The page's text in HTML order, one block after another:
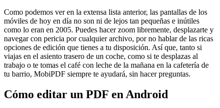
Como podemos ver en la extensa lista anterior, las pantallas de los
móviles de hoy en día no son ni de lejos tan pequeñas e inútiles
como lo eran en 2005. Puedes hacer zoom libremente, desplazarte y
navegar con pericia por cualquier archivo, por no hablar de las ricas
opciones de edición que tienes a tu disposición. Así que, tanto si
viajas en el asiento trasero de un coche, como si te desplazas al
trabajo o te tomas el café con leche de la mañana en la cafetería de
tu barrio, MobiPDF siempre te ayudará, sin hacer preguntas.
Cómo editar un PDF en Android